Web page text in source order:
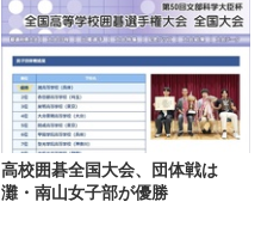
高校囲碁全国大会、団体戦は
灘・南山女子部が優勝